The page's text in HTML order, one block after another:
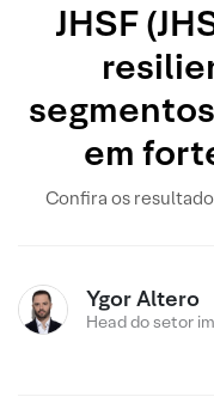
JHSF
em
Confira os
Ygor Altero
Head do setor